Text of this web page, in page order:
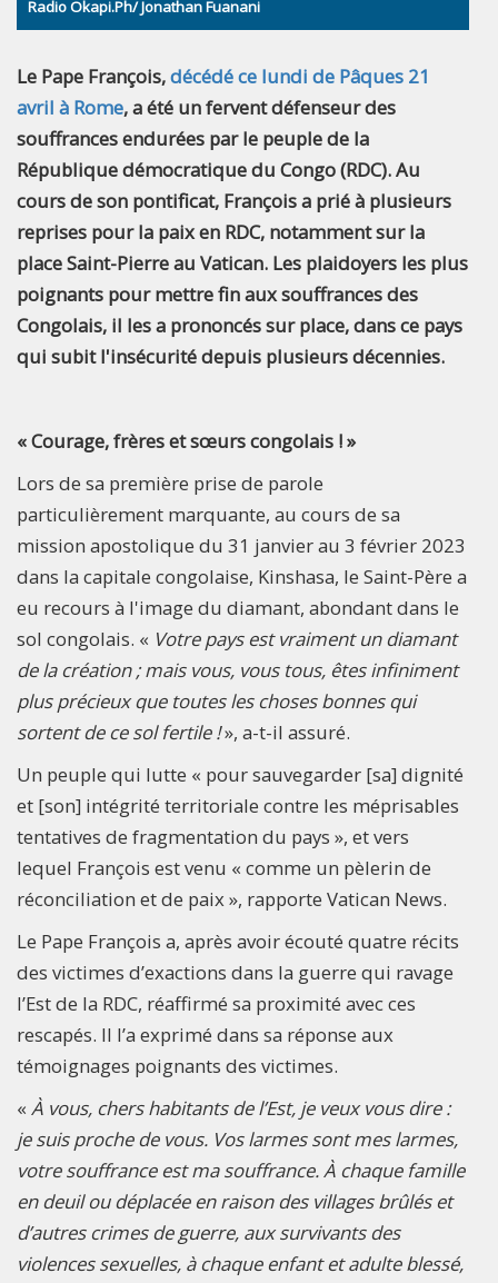
Radio Okapi.Ph/ Jonathan Fuanani
Le Pape François,décédé ce lundi de Pâques 21
avril à Rome, a été un fervent défenseur des
souffrances endurées par le peuple de la
République démocratique du Congo (RDC). Au
cours de son pontificat, François a prié à plusieurs
reprises pour la paix en RDC, notamment sur la
place Saint-Pierre au Vatican. Les plaidoyers les plus
poignants pour mettre fin aux souffrances des
Congolais, il les a prononcés sur place, dans ce pays
qui subit l'insécurité depuis plusieurs décennies.
« Courage, frères et sœurs congolais ! »
Lors de sa première prise de parole
particulièrement marquante, au cours de sa
mission apostolique du 31 janvier au 3 février 2023
dans la capitale congolaise, Kinshasa, le Saint-Père a
eu recours à l'image du diamant, abondant dans le
sol congolais. « Votre pays est vraiment un diamant
de la création ; mais vous, vous tous, êtes infiniment
plus précieux que toutes les choses bonnes qui
sortent de ce sol fertile !», a-t-il assuré.
Un peuple qui lutte « pour sauvegarder [sa] dignité
et [son] intégrité territoriale contre les méprisables
tentatives de fragmentation du pays », et vers
lequel François est venu « comme un pèlerin de
réconciliation et de paix », rapporte Vatican News.
Le Pape François a, après avoir écouté quatre récits
des victimes d’exactions dans la guerre qui ravage
l’Est de la RDC, réaffirmé sa proximité avec ces
rescapés. Il l’a exprimé dans sa réponse aux
témoignages poignants des victimes.
« À vous, chers habitants de l’Est, je veux vous dire :
je suis proche de vous. Vos larmes sont mes larmes,
votre souffrance est ma souffrance. À chaque famille
en deuil ou déplacée en raison des villages brûlés et
d’autres crimes de guerre, aux survivants des
violences sexuelles, à chaque enfant et adulte blessé,